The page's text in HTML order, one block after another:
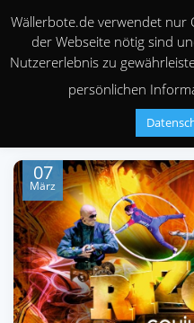
07
März
Wällerbote.de verwendet nur
der Webseite nötig sind
Nutzererlebnis zu
persönlichen